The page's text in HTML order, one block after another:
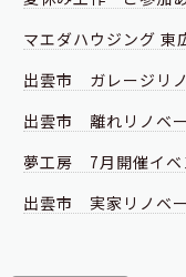
マエダハウジング 東
出雲市 ガレージリ
出雲市 離れリノベ
夢工房 7月開催イベ
出雲市 実家リノベ